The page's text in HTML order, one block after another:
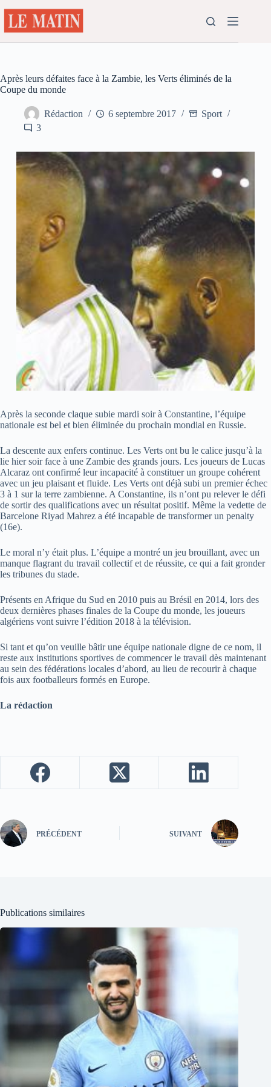
au
contenu
Après leurs défaites face à la Zambie, les Verts éliminés de la
Coupe du monde
Rédaction 6 septembre 2017
Sport
3
Après la seconde claque subie mardi soir à Constantine, l’équipe
nationale est bel et bien éliminée du prochain mondial en Russie.
La descente aux enfers continue. Les Verts ont bu le calice jusqu’à la
lie hier soir face à une Zambie des grands jours. Les joueurs de Lucas
Alcaraz ont confirmé leur incapacité à constituer un groupe cohérent
avec un jeu plaisant et fluide. Les Verts ont déjà subi un premier échec
3 à 1 sur la terre zambienne. A Constantine, ils n’ont pu relever le défi
de sortir des qualifications avec un résultat positif. Même la vedette de
Barcelone Riyad Mahrez a été incapable de transformer un penalty
(16e).
Le moral n’y était plus. L’équipe a montré un jeu brouillant, avec un
manque flagrant du travail collectif et de réussite, ce qui a fait gronder
les tribunes du stade.
Présents en Afrique du Sud en 2010 puis au Brésil en 2014, lors des
deux dernières phases finales de la Coupe du monde, les joueurs
algériens vont suivre l’édition 2018 à la télévision.
Si tant et qu’on veuille bâtir une équipe nationale digne de ce nom, il
reste aux institutions sportives de commencer le travail dès maintenant
au sein des fédérations locales d’abord, au lieu de recourir à chaque
fois aux footballeurs formés en Europe.
La rédaction
PRÉCÉDENT SUIVANT
Publications similaires